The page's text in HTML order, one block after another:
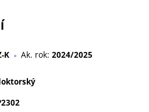
K Ak. rok: 2024/2025